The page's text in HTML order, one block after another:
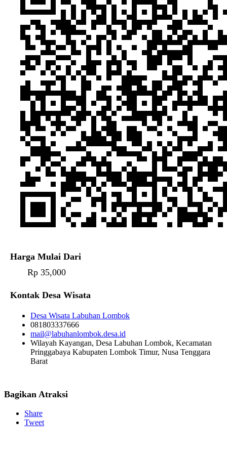
Harga Mulai Dari
Rp 35,000
Kontak Desa Wisata
Desa Wisata Labuhan Lombok
081803337666
mail@labuhanlombok.desa.id
Wilayah Kayangan, Desa Labuhan Lombok, Kecamatan
Pringgabaya Kabupaten Lombok Timur, Nusa Tenggara
Barat
Bagikan Atraksi
Share
Tweet